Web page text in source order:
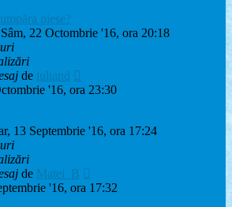
piese?
22 Octombrie '16, ora 20:18
de iuliand
'16, ora 23:30
13 Septembrie '16, ora 17:24
de Matei_B
'16, ora 17:32